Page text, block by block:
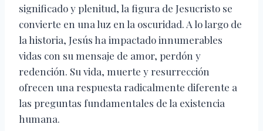
significado y plenitud, la figura de Jesucristo se
convierte en una luz en la oscuridad. A lo largo de
la historia, Jesús ha impactado innumerables
vidas con su mensaje de amor, perdón y
redención. Su vida, muerte y resurrección
ofrecen una respuesta radicalmente diferente a
las preguntas fundamentales de la existencia
humana.